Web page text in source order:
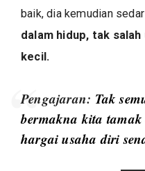
baik, dia kemudian
dalam hidup, tak
kecil.
Pengajaran: Tak
bermakna kita
hargai usaha diri